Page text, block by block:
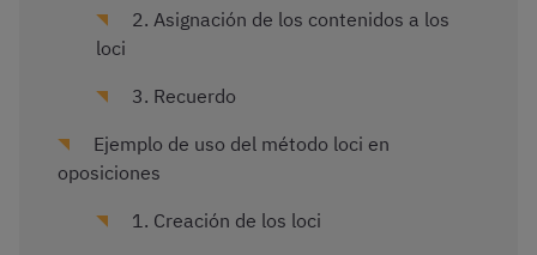
2. Asignación de los contenidos a los
loci
3. Recuerdo
Ejemplo de uso del método loci en
oposiciones
1. Creación de los loci